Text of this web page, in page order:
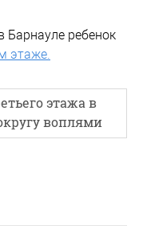
Барнауле ребенок
этаже.
этажа в
воплями